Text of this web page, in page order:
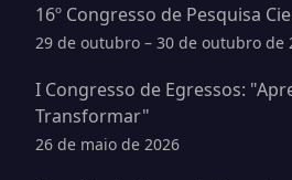
16º Congresso de Pesquisa
29 de outubro – 30 de outubro de
I Congresso de Egressos:
Transformar"
26 de maio de 2026